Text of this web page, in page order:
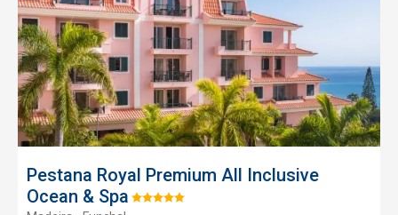
Pestana Royal Premium All Inclusive
Ocean & Spa Hodnotenie: